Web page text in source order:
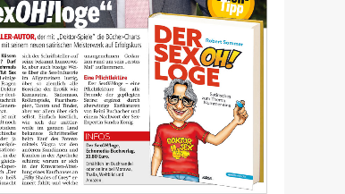
Österreich